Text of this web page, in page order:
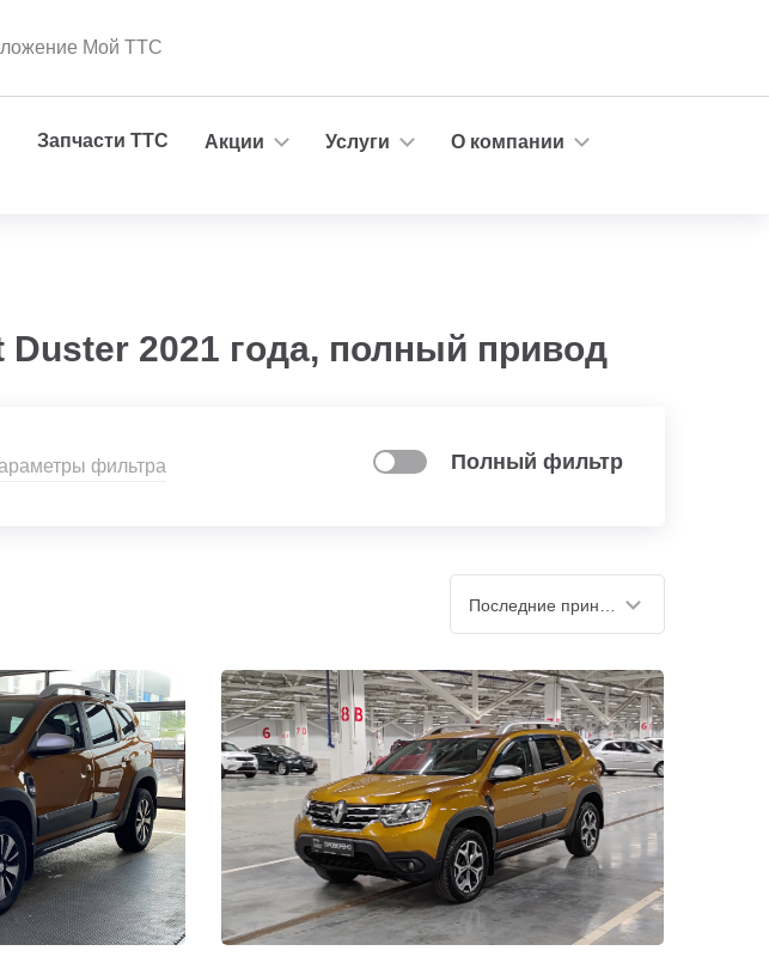
Мой ТТС
Запчасти ТТС Акции Услуги
О компании
2021 года, полный привод
фильтра Полный фильтр